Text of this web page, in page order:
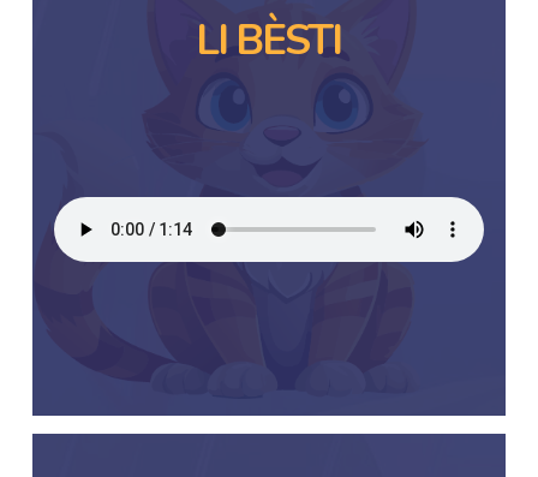
LI BÈSTI